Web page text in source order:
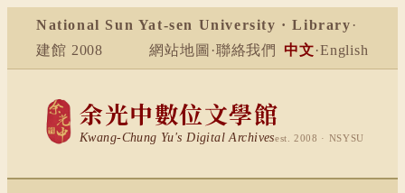
National Sun Yat-sen University · Library ·
建館 2008
網站地圖 ·聯絡我們 中文·English
余光中數位文學館
Kwang-Chung Yu's Digital Archivesest. 2008 · NSYSU